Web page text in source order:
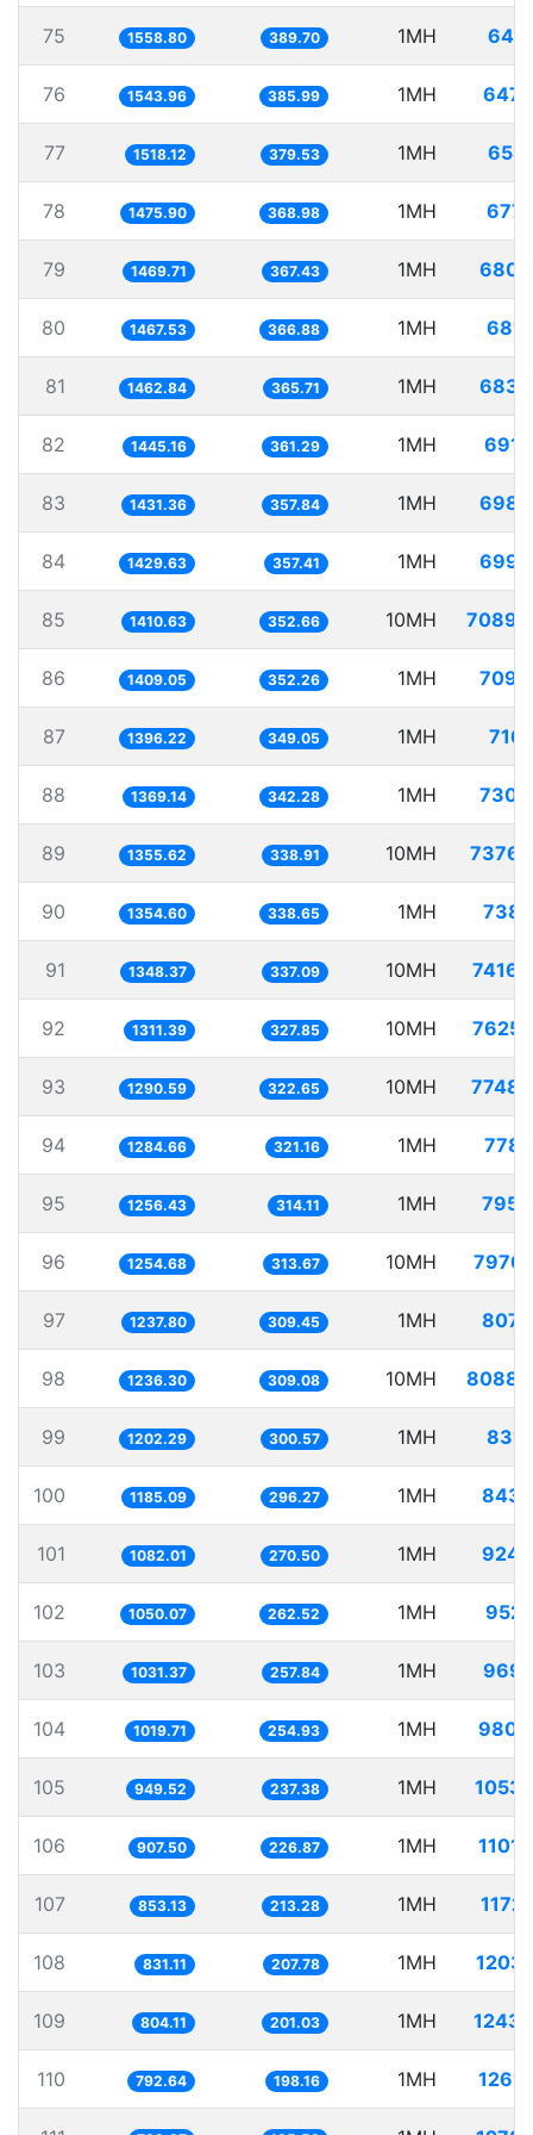
75 1558.80 389.70 1MH
76 1543.96 385.99 1MH
77 1518.12 379.53 1MH
78 1475.90 368.98 1MH
79 1469.71 367.43 1MH
80 1467.53 366.88 1MH
81 1462.84 365.71 1MH
82 1445.16 361.29 1MH
83 1431.36 357.84 1MH
84 1429.63 357.41 1MH
85 1410.63 352.66 10MH
86 1409.05 352.26 1MH
87 1396.22 349.05 1MH
88 1369.14 342.28 1MH
89 1355.62 338.91 10MH
90 1354.60 338.65 1MH
91 1348.37 337.09 10MH
92 1311.39 327.85 10MH
93 1290.59 322.65 10MH
94 1284.66 321.16 1MH
95 1256.43 314.11 1MH
96 1254.68 313.67 10MH
97 1237.80 309.45 1MH
98 1236.30 309.08 10MH
99 1202.29 300.57 1MH
100 1185.09 296.27 1MH
101 1082.01 270.50 1MH
102 1050.07 262.52 1MH
103 1031.37 257.84 1MH
104 1019.71 254.93 1MH
105 949.52 237.38 1MH
106 907.50 226.87 1MH
107 853.13 213.28 1MH
108 831.11 207.78 1MH
109 804.11 201.03 1MH
110 792.64 198.16 1MH